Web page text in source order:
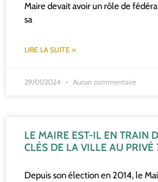
Maire devait avoir un rôle de
sa
LIRE LA SUITE »
29/01/2024 Aucun commentaire
LE MAIRE EST-IL EN TRAIN
CLÉS DE LA VILLE AU PRIVÉ
Depuis son élection en 2014, le